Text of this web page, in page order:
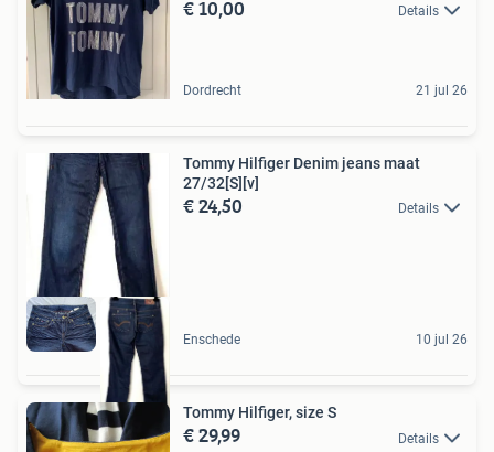
€ 10,00 Details
Dordrecht 21 jul 26
Tommy Hilfiger Denim jeans maat
27/32[S][v]
€ 24,50 Details
Enschede 10 jul 26
Tommy Hilfiger, size S
€ 29,99 Details